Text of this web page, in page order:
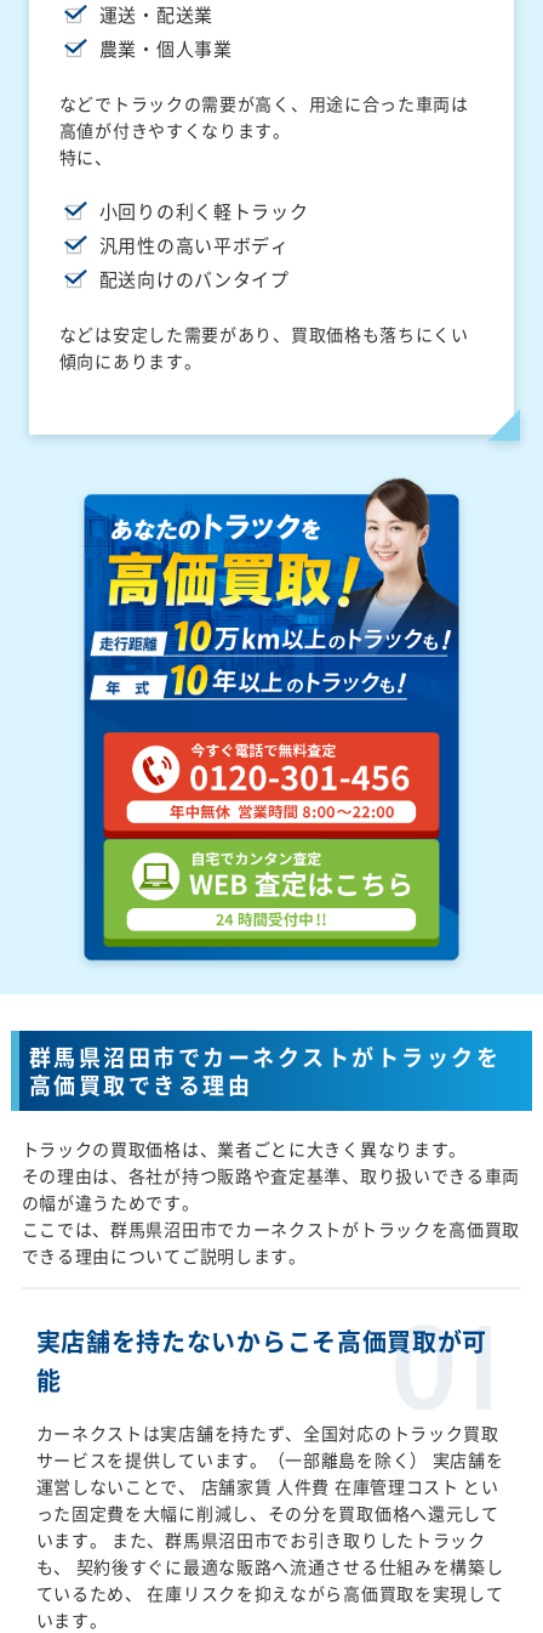
運送・配送業
農業・個人事業
などでトラックの需要が高く、用途に合った車両は
高値が付きやすくなります。
特に、
小回りの利く軽トラック
汎用性の高い平ボディ
配送向けのバンタイプ
などは安定した需要があり、買取価格も落ちにくい
傾向にあります。
群馬県沼田市でカーネクストがトラックを
高価買取できる理由
トラックの買取価格は、業者ごとに大きく異なります。
その理由は、各社が持つ販路や査定基準、取り扱いできる車両
の幅が違うためです。
ここでは、群馬県沼田市でカーネクストがトラックを高価買取
できる理由についてご説明します。
実店舗を持たないからこそ高価買取が可
能
カーネクストは実店舗を持たず、全国対応のトラック買取
サービスを提供しています。（一部離島を除く） 実店舗を
運営しないことで、 店舗家賃 人件費 在庫管理コスト とい
った固定費を大幅に削減し、その分を買取価格へ還元して
います。 また、群馬県沼田市でお引き取りしたトラック
も、 契約後すぐに最適な販路へ流通させる仕組みを構築し
ているため、 在庫リスクを抑えながら高価買取を実現して
います。